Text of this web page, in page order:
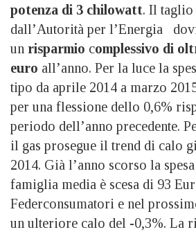
potenza di 3 chilowatt. Il taglio
dall’Autorità per l’Energia
un risparmio complessivo di
euro all’anno. Per la luce la
tipo da aprile 2014 a marzo
per una flessione dello 0,6%
periodo dell’anno precedente.
il gas prosegue il trend di calo
2014. Già l’anno scorso la
famiglia media è scesa di 93
Federconsumatori e nel
un ulteriore calo del -0,3%. La